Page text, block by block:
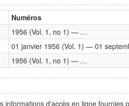
Numéros
1956 (Vol. 1, no 1) — …
01 janvier 1956 (Vol. 1) — 01
1956 (Vol. 1, no 1) — …
d'accès en ligne fournies